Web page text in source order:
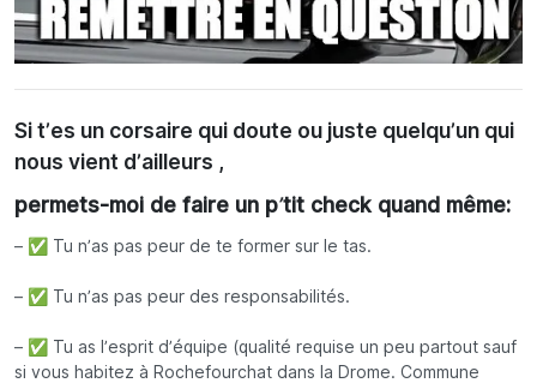
Si t’es un corsaire qui doute ou juste quelqu’un qui
nous vient d’ailleurs ,
permets-moi de faire un p’tit check quand même:
– ✅ Tu n’as pas peur de te former sur le tas.
– ✅ Tu n’as pas peur des responsabilités.
– ✅ Tu as l’esprit d’équipe (qualité requise un peu partout sauf
si vous habitez à Rochefourchat dans la Drome. Commune